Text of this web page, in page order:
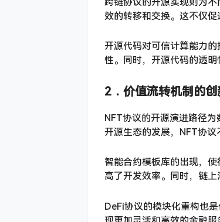
效的转移和交换。这不仅促
开源代码对可信计算能力
性。同时，开源代码的透明
2． 价值流转机制的
NFT协议的开源演进路径
开源生态的发展，NFT协议
智能合约模板库的出现，
高了开发效率。同时，链
DeFi协议的模块化重构也